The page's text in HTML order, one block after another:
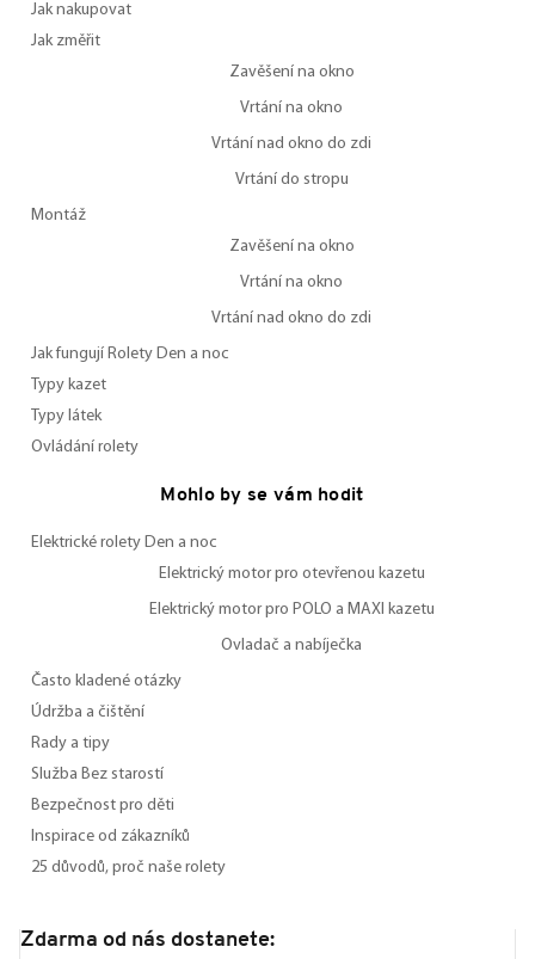
Jak nakupovat
Jak změřit
Zavěšení na okno
Vrtání na okno
Vrtání nad okno do zdi
Vrtání do stropu
Montáž
Zavěšení na okno
Vrtání na okno
Vrtání nad okno do zdi
Jak fungují Rolety Den a noc
Typy kazet
Typy látek
Ovládání rolety
Mohlo by se vám hodit
Elektrické rolety Den a noc
Elektrický motor pro otevřenou kazetu
Elektrický motor pro POLO a MAXI kazetu
Ovladač a nabíječka
Často kladené otázky
Údržba a čištění
Rady a tipy
Služba Bez starostí
Bezpečnost pro děti
Inspirace od zákazníků
25 důvodů, proč naše rolety
Zdarma od nás dostanete: